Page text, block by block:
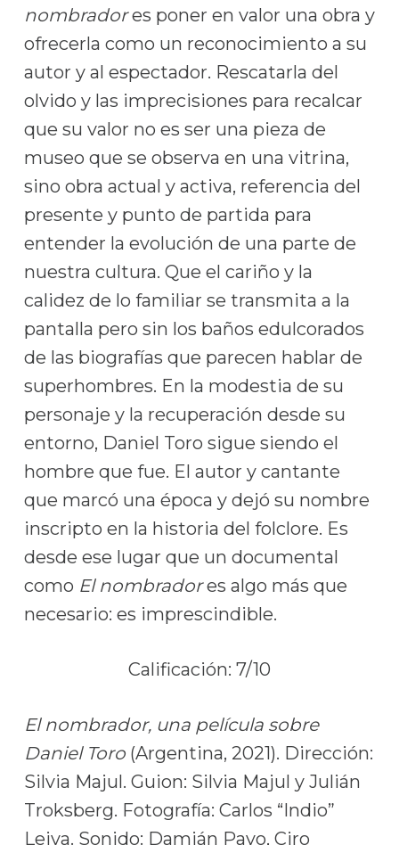
nombradores poner en valor una obra y
ofrecerla como un reconocimiento a su
autor y al espectador. Rescatarla del
olvido y las imprecisiones para recalcar
que su valor no es ser una pieza de
museo que se observa en una vitrina,
sino obra actual y activa, referencia del
presente y punto de partida para
entender la evolución de una parte de
nuestra cultura. Que el cariño y la
calidez de lo familiar se transmita a la
pantalla pero sin los baños edulcorados
de las biografías que parecen hablar de
superhombres. En la modestia de su
personaje y la recuperación desde su
entorno, Daniel Toro sigue siendo el
hombre que fue. El autor y cantante
que marcó una época y dejó su nombre
inscripto en la historia del folclore. Es
desde ese lugar que un documental
como El nombradores algo más que
necesario: es imprescindible.
Calificación: 7/10
El nombrador, una película sobre
Daniel Toro(Argentina, 2021). Dirección:
Silvia Majul. Guion: Silvia Majul y Julián
Troksberg. Fotografía: Carlos “Indio”
Leiva. Sonido: Damián Payo, Ciro